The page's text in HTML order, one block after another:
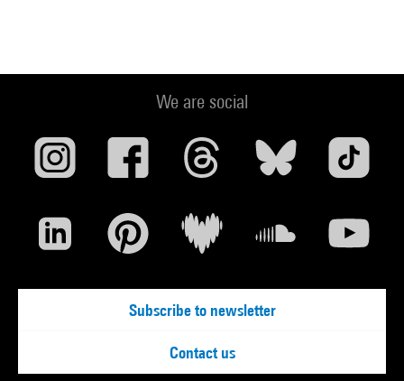
We are social
Subscribe to newsletter
Contact us